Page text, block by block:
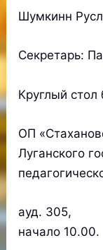
Шумкинн
Секретарь:
Круглый стол
ОП
Луганского
ауд. 305,
начало 10.00.